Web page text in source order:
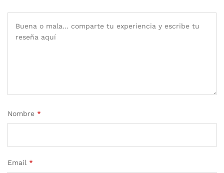
Nombre *
Email *